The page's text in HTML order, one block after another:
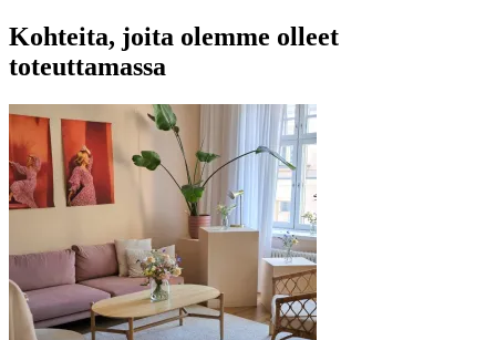
Kohteita, joita olemme olleet
toteuttamassa